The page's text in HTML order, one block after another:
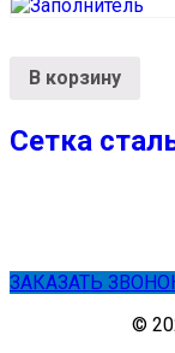
В корзину
Сетка
ЗАКАЗАТЬ
©